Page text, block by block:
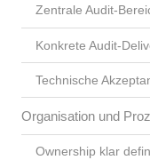
Zentrale Audit-
Konkrete Audit-
Technische
Organisation und
Ownership klar